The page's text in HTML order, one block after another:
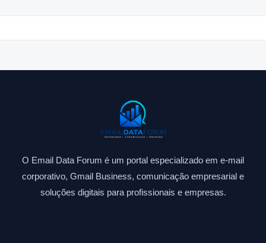
O Email Data Forum é um portal especializado em e-mail
corporativo, Gmail Business, comunicação empresarial e
soluções digitais para profissionais e empresas.